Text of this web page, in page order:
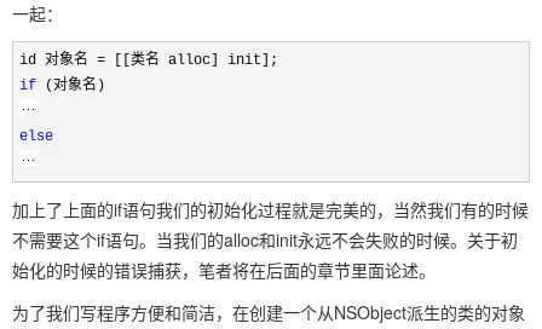
一起：
id 对象名 = [[类名 alloc] init];
if (对象名)
else
加上了上面的if语句我们的初始化过程就是完美的，当然我们有的时候
不需要这个if语句。当我们的alloc和init永远不会失败的时候。关于初
始化的时候的错误捕获，笔者将在后面的章节里面论述。
为了我们写程序方便和简洁，在创建一个从NSObject派生的类的对象